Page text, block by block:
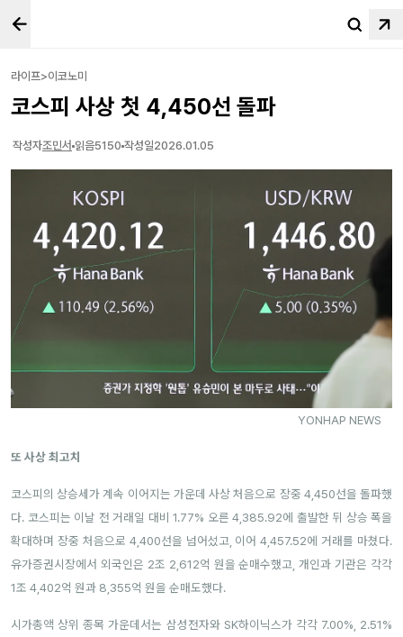
라이프>이코노미
코스피 사상 첫 4,450선 돌파
작성자조민서 읽음5150 작성일2026.01.05
YONHAP NEWS
또 사상 최고치
코스피의 상승세가 계속 이어지는 가운데 사상 처음으로 장중 4,450선을 돌파했
다. 코스피는 이날 전 거래일 대비 1.77% 오른 4,385.92에 출발한 뒤 상승 폭을
확대하며 장중 처음으로 4,400선을 넘어섰고, 이어 4,457.52에 거래를 마쳤다.
유가증권시장에서 외국인은 2조 2,612억 원을 순매수했고, 개인과 기관은 각각
1조 4,402억 원과 8,355억 원을 순매도했다.
시가총액 상위 종목 가운데서는 삼성전자와 SK하이닉스가 각각 7.00%, 2.51%